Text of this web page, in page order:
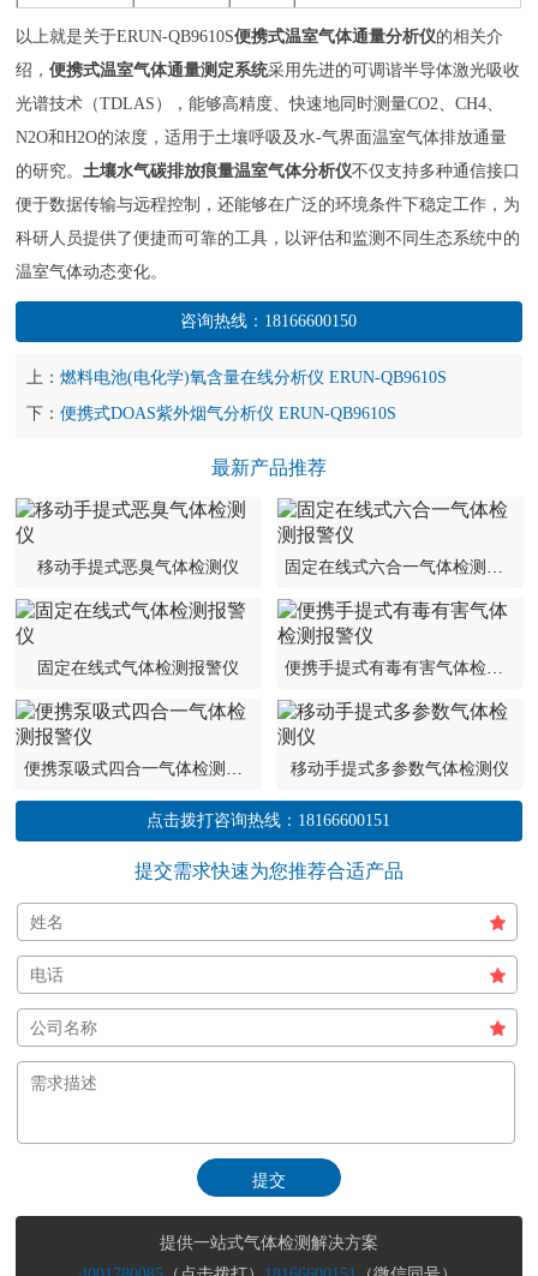
以上就是关于ERUN-QB9610S便携式温室气体通量分析仪的相关介
绍，便携式温室气体通量测定系统采用先进的可调谐半导体激光吸收
光谱技术（TDLAS），能够高精度、快速地同时测量CO2、CH4、
N2O和H2O的浓度，适用于土壤呼吸及水-气界面温室气体排放通量
的研究。土壤水气碳排放痕量温室气体分析仪不仅支持多种通信接口
便于数据传输与远程控制，还能够在广泛的环境条件下稳定工作，为
科研人员提供了便捷而可靠的工具，以评估和监测不同生态系统中的
温室气体动态变化。
咨询热线： 18166600150
上：燃料电池(电化学)氧含量在线分析仪 ERUN-QB9610S
下：便携式DOAS紫外烟气分析仪 ERUN-QB9610S
最新产品推荐
移动手提式恶臭气体检测仪 固定在线式六合一气体检测报警仪
固定在线式气体检测报警仪 便携手提式有毒有害气体检测报警仪
便携泵吸式四合一气体检测报警仪 移动手提式多参数气体检测仪
点击拨打咨询热线： 18166600151
提交需求快速为您推荐合适产品
提供一站式气体检测解决方案